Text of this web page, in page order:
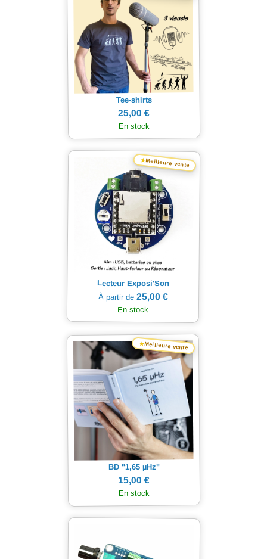
Tee-shirts
25,00 €
En stock
★Meilleure vente
Lecteur Exposi'Son
À partir de 25,00 €
En stock
★Meilleure vente
BD "1,65 µHz"
15,00 €
En stock